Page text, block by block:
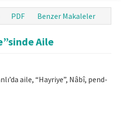
PDF Benzer Makaleler
Aile
aile, “Hayriye”, Nâbî, pend-